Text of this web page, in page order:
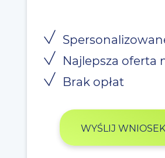
Najlepsza oferta
Brak opłat
WYŚLIJ WNIOSEK